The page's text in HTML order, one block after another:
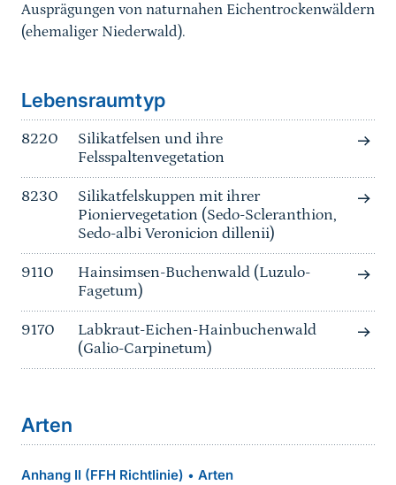
Ausprägungen von naturnahen Eichentrockenwäldern
(ehemaliger Niederwald).
Lebensraumtyp
8220
Silikatfelsen und ihre
Felsspaltenvegetation
8230
Silikatfelskuppen mit ihrer
Pioniervegetation (Sedo-Scleranthion,
Sedo-albi Veronicion dillenii)
9110
Hainsimsen-Buchenwald (Luzulo-
Fagetum)
9170
Labkraut-Eichen-Hainbuchenwald
(Galio-Carpinetum)
Arten
Anhang II (FFH Richtlinie) • Arten